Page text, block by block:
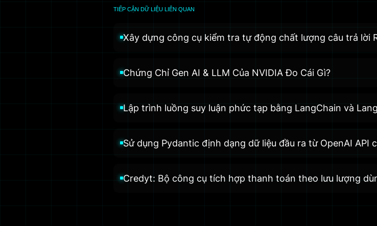
TIẾP CẬN DỮ LIỆU LIÊN QUAN
Xây dựng công cụ kiểm tra tự động chất lượng câu trả lời
Chứng Chỉ Gen AI & LLM Của NVIDIA Đo Cái Gì?
Lập trình luồng suy luận phức tạp bằng LangChain và
Sử dụng Pydantic định dạng dữ liệu đầu ra từ OpenAI API
Credyt: Bộ công cụ tích hợp thanh toán theo lưu lượng